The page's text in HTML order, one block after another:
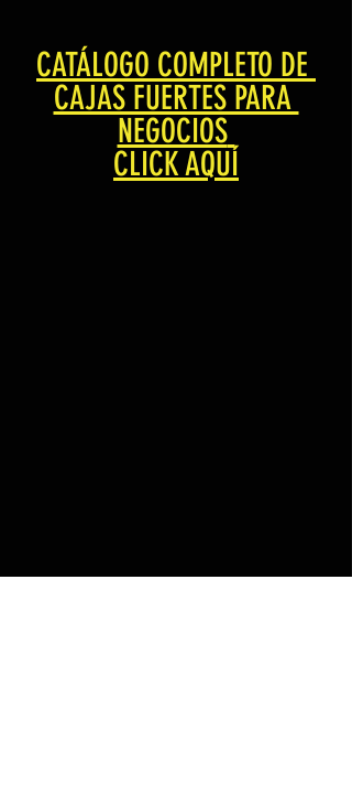
CATÁLOGO COMPLETO DE
CAJAS FUERTES PARA
NEGOCIOS
CLICK AQUÍ